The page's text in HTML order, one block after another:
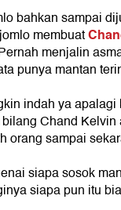
bahkan sampai
membuat
menjalin
punya mantan
indah ya
Chand
orang sampai
siapa sosok
siapa pun itu